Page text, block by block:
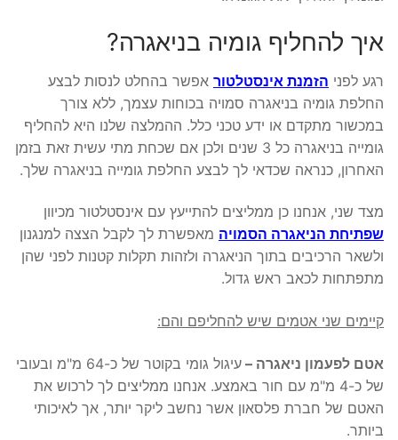
איך להחליף גומיה בניאגרה?
רגע לפני הזמנת אינסטלטור אפשר בהחלט לנסות לבצע
החלפת גומיה בניאגרה סמויה בכוחות עצמך, ללא צורך
במכשור מתקדם או ידע טכני כלל. ההמלצה שלנו היא להחליף
גומייה בניאגרה כל 3 שנים ולכן אם שכחת מתי עשית זאת בזמן
האחרון, כנראה שכדאי לך לבצע החלפת גומייה בניאגרה שלך.
מצד שני, אנחנו כן ממליצים להתייעץ עם אינסטלטור מכיוון
שפתיחת הניאגרה הסמויה מאפשרת לך לקבל הצצה למנגנון
ולשאר הרכיבים בתוך הניאגרה ולזהות תקלות קטנות לפני שהן
מתפתחות לכאב ראש גדול.
קיימים שני אטמים שיש להחליפם והם:
אטם לפעמון ניאגרה –
עיגול גומי בקוטר של כ-64 מ"מ ובעובי
של כ-4 מ"מ עם חור באמצע. אנחנו ממליצים לך לרכוש את
האטם של חברת פלסאון אשר נחשב ליקר יותר, אך לאיכותי
ביותר.